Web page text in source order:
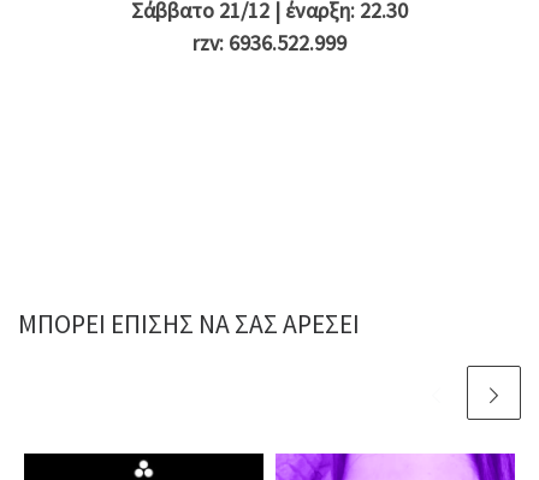
Σάββατο 21/12 | έναρξη: 22.30
rzv: 6936.522.999
ΜΠΟΡΕΊ ΕΠΊΣΗΣ ΝΑ ΣΑΣ ΑΡΈΣΕΙ